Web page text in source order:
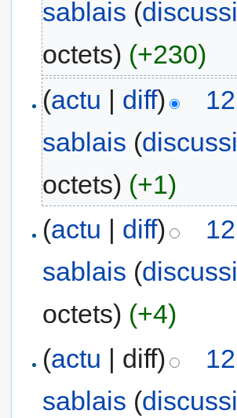
sablais (
octets) (+230)
(actu | diff)
sablais (
octets) (+1)
(actu | diff)
sablais (
octets) (+4)
(actu | diff)
sablais (